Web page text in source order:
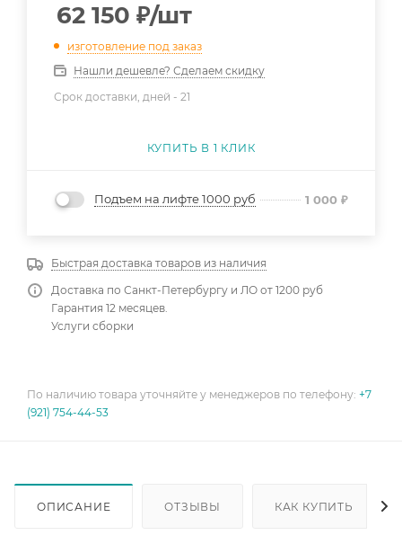
62 150 ₽/шт
изготовление под заказ
Нашли дешевле? Сделаем скидку
Срок доставки, дней - 21
КУПИТЬ В 1 КЛИК
Подъем на лифте 1000 руб 1 000 ₽
Быстрая доставка товаров из наличия
Доставка по Санкт-Петербургу и ЛО от 1200 руб
Гарантия 12 месяцев.
Услуги сборки
По наличию товара уточняйте у менеджеров по телефону: +7
(921) 754-44-53
ОПИСАНИЕ ОТЗЫВЫ КАК КУПИТЬ